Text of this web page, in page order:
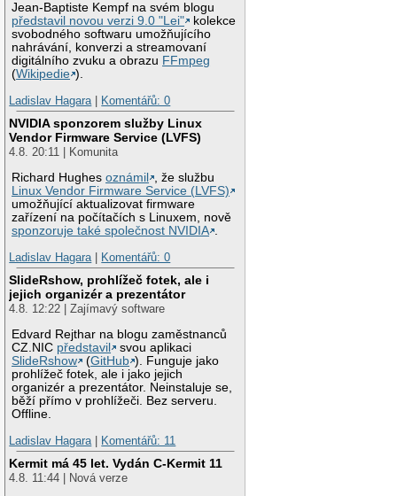
Jean-Baptiste Kempf na svém blogu
představil novou verzi 9.0 "Lei"
kolekce
svobodného softwaru umožňujícího
nahrávání, konverzi a streamovaní
digitálního zvuku a obrazu FFmpeg
(Wikipedie ).
Ladislav Hagara
Komentářů: 0
NVIDIA sponzorem služby Linux
Vendor Firmware Service (LVFS)
4.8. 20:11 | Komunita
Richard Hughesoznámil
, že službu
Linux Vendor Firmware Service (LVFS)
umožňující aktualizovat firmware
zařízení na počítačích s Linuxem, nově
sponzoruje také společnost NVIDIA .
Ladislav Hagara | Komentářů: 0
SlideRshow, prohlížeč fotek, ale i
jejich organizér a prezentátor
4.8. 12:22 | Zajímavý software
Edvard Rejthar na blogu zaměstnanců
CZ.NIC představil
svou aplikaci
SlideRshow
(GitHub ). Funguje jako
prohlížeč fotek, ale i jako jejich
organizér a prezentátor. Neinstaluje se,
běží přímo v prohlížeči. Bez serveru.
Offline.
Ladislav Hagara | Komentářů: 11
Kermit má 45 let. Vydán C-Kermit 11
4.8. 11:44 | Nová verze